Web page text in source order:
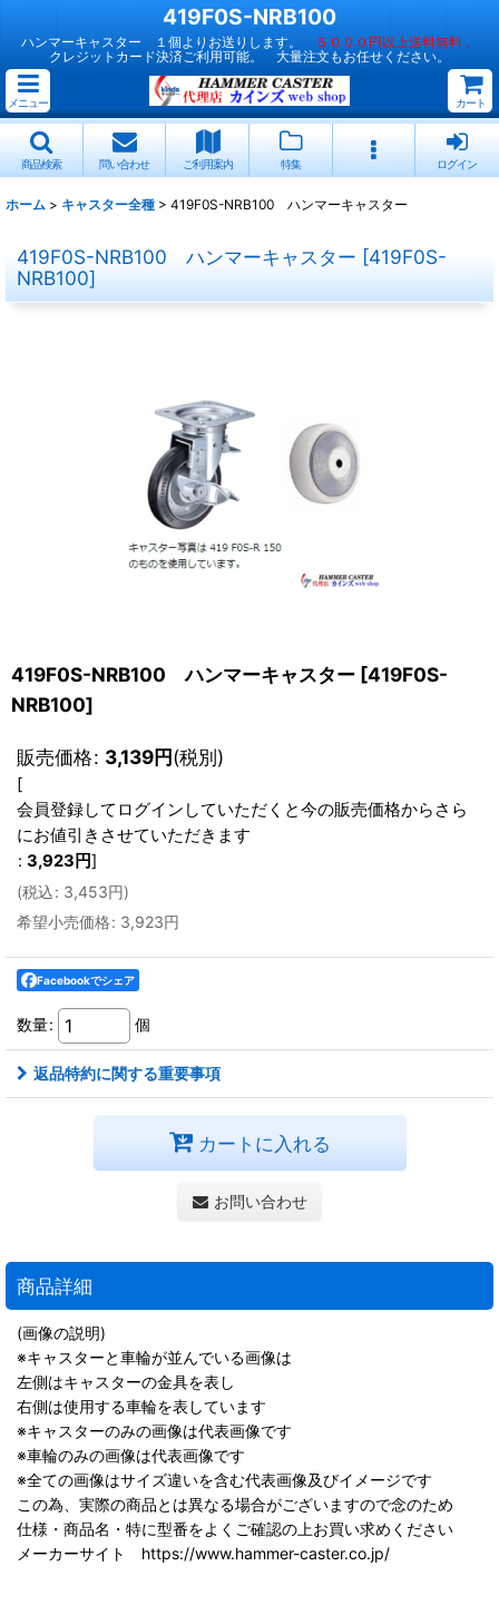
419F0S-NRB100
ハンマーキャスター １個よりお送りします。
５０００円以上送料無料 。
クレジットカード決済ご利用可能。 大量注文もお任せください。
メニュー カート
商品検索 問い合わせ ご利用案内 特集 ログイン
ホーム > キャスター全種 > 419F0S-NRB100 ハンマーキャスター
419F0S-NRB100 ハンマーキャスター [419F0S-
NRB100]
419F0S-NRB100 ハンマーキャスター [419F0S-
NRB100]
販売価格: 3,139円(税別)
[
会員登録してログインしていただくと今の販売価格からさら
にお値引きさせていただきます
: 3,923 円]
(税込: 3,453円)
希望小売価格: 3,923円
Facebookでシェア
数量: 個
返品特約に関する重要事項
カートに入れる
お問い合わせ
商品詳細
(画像の説明)
※キャスターと車輪が並んでいる画像は
左側はキャスターの金具を表し
右側は使用する車輪を表しています
※キャスターのみの画像は代表画像です
※車輪のみの画像は代表画像です
※全ての画像はサイズ違いを含む代表画像及びイメージです
この為、実際の商品とは異なる場合がございますので念のため
仕様・商品名・特に型番をよくご確認の上お買い求めください
メーカーサイト https://www.hammer-caster.co.jp/